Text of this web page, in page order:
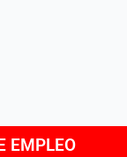
EMPLEO